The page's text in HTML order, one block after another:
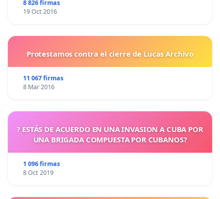
8 826 firmas
19 Oct 2016
Protestamos contra el cierre de Lucas Archivo
11 067 firmas
8 Mar 2016
? ESTÁS DE ACUERDO EN UNA INVASION A CUBA POR
UNA BRIGADA COMPUESTA POR CUBANOS?
1 096 firmas
8 Oct 2019